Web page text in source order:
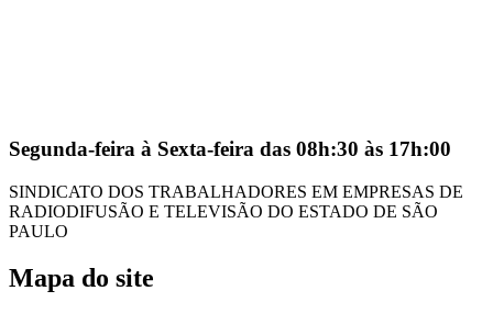
Segunda-feira à Sexta-feira das 08h:30 às 17h:00
SINDICATO DOS TRABALHADORES EM EMPRESAS DE
RADIODIFUSÃO E TELEVISÃO DO ESTADO DE SÃO
PAULO
Mapa do site